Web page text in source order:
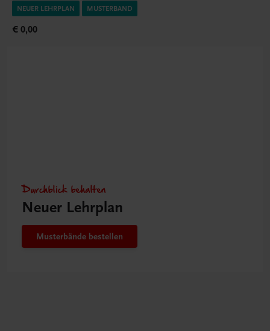
NEUER LEHRPLAN MUSTERBAND
€ 0,00
Durchblick behalten
Neuer Lehrplan
Musterbände bestellen